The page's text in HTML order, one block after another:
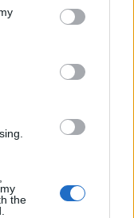
the
φορέων
σημασία της
ιδιαίτερα
περιόδου.